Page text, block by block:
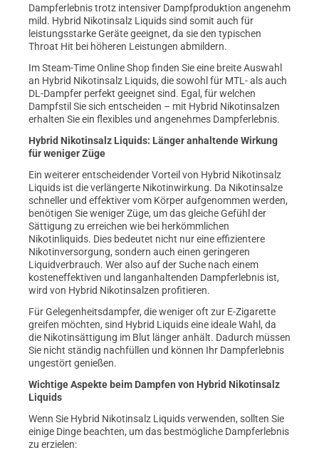
next
Dampferlebnis trotz intensiver Dampfproduktion angenehm
mild. Hybrid Nikotinsalz Liquids sind somit auch für
leistungsstarke Geräte geeignet, da sie den typischen
Throat Hit bei höheren Leistungen abmildern.
Im Steam-Time Online Shop finden Sie eine breite Auswahl
an Hybrid Nikotinsalz Liquids, die sowohl für MTL- als auch
DL-Dampfer perfekt geeignet sind. Egal, für welchen
Dampfstil Sie sich entscheiden – mit Hybrid Nikotinsalzen
erhalten Sie ein flexibles und angenehmes Dampferlebnis.
Hybrid Nikotinsalz Liquids: Länger anhaltende Wirkung
für weniger Züge
Ein weiterer entscheidender Vorteil von Hybrid Nikotinsalz
Liquids ist die verlängerte Nikotinwirkung. Da Nikotinsalze
schneller und effektiver vom Körper aufgenommen werden,
benötigen Sie weniger Züge, um das gleiche Gefühl der
Sättigung zu erreichen wie bei herkömmlichen
Nikotinliquids. Dies bedeutet nicht nur eine effizientere
Nikotinversorgung, sondern auch einen geringeren
Liquidverbrauch. Wer also auf der Suche nach einem
kosteneffektiven und langanhaltenden Dampferlebnis ist,
wird von Hybrid Nikotinsalzen profitieren.
Für Gelegenheitsdampfer, die weniger oft zur E-Zigarette
greifen möchten, sind Hybrid Liquids eine ideale Wahl, da
die Nikotinsättigung im Blut länger anhält. Dadurch müssen
Sie nicht ständig nachfüllen und können Ihr Dampferlebnis
ungestört genießen.
Wichtige Aspekte beim Dampfen von Hybrid Nikotinsalz
Liquids
Wenn Sie Hybrid Nikotinsalz Liquids verwenden, sollten Sie
einige Dinge beachten, um das bestmögliche Dampferlebnis
zu erzielen: